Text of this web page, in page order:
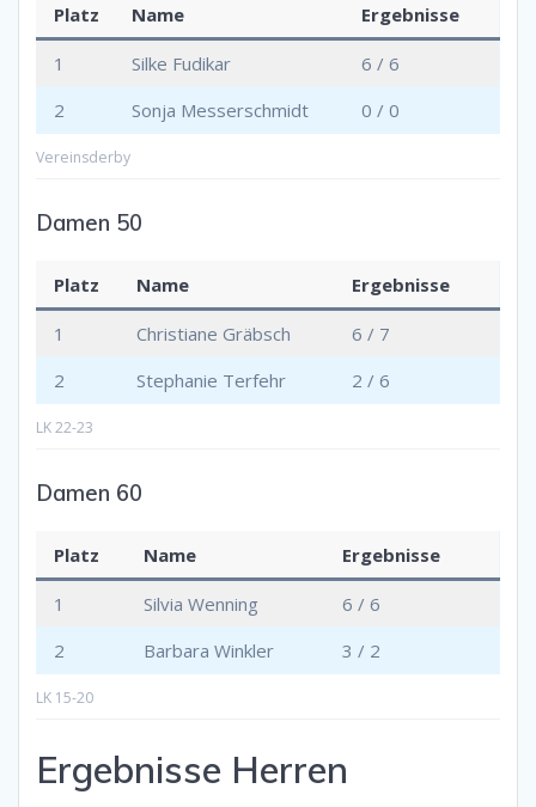
Platz Name Ergebnisse
1 Silke Fudikar
6 / 6
2
Sonja Messerschmidt 0 / 0
Vereinsderby
Damen 50
Platz Name Ergebnisse
1 Christiane Gräbsch
6 / 7
2
Stephanie Terfehr 2 / 6
LK 22-23
Damen 60
Platz Name Ergebnisse
1 Silvia Wenning
6 / 6
2
Barbara Winkler 3 / 2
LK 15-20
Ergebnisse Herren